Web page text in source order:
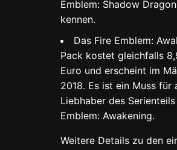
Emblem: Shadow Dragon
kennen.
Das Fire Emblem:
Pack kostet gleichfalls
Euro und erscheint im
2018. Es ist ein Muss für
Liebhaber des
Emblem: Awakening.
Weitere Details zu den